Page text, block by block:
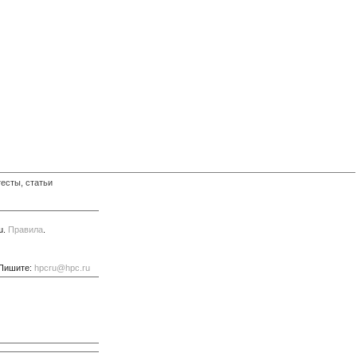
статьи
Правила.
hpcru@hpc.ru